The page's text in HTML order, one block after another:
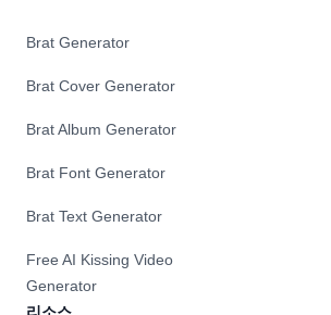
Brat Generator
Brat Cover Generator
Brat Album Generator
Brat Font Generator
Brat Text Generator
Free AI Kissing Video
Generator